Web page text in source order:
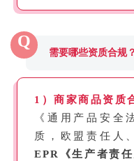
Q
需要哪些资质合规？
1）商家商品资质
《通⽤产品安全
质，欧盟责任⼈
EPR《⽣产者责